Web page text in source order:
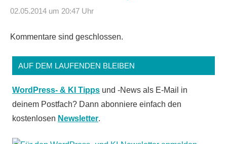
02.05.2014 um 20:47 Uhr
Kommentare sind geschlossen.
AUF DEM LAUFENDEN BLEIBEN
WordPress- & KI Tipps und -News als E-Mail in
deinem Postfach? Dann abonniere einfach den
kostenlosen Newsletter.